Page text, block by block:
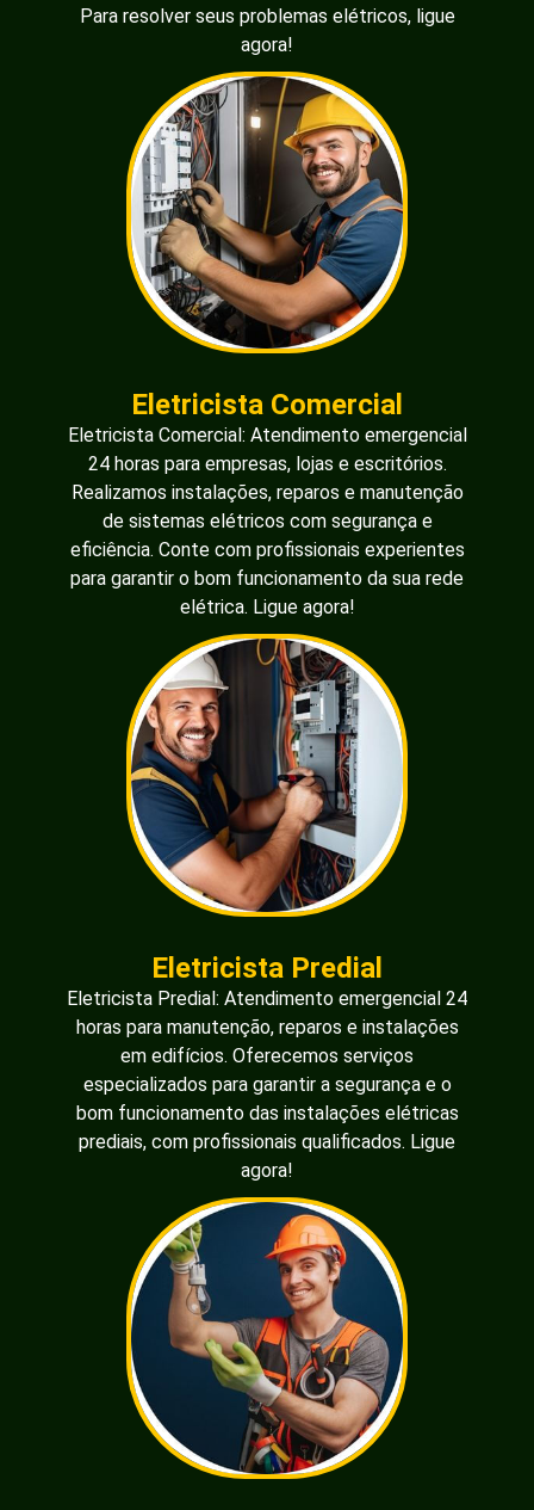
Para resolver seus problemas elétricos, ligue
agora!
Eletricista Comercial
Eletricista Comercial: Atendimento emergencial
24 horas para empresas, lojas e escritórios.
Realizamos instalações, reparos e manutenção
de sistemas elétricos com segurança e
eficiência. Conte com profissionais experientes
para garantir o bom funcionamento da sua rede
elétrica. Ligue agora!
Eletricista Predial
Eletricista Predial: Atendimento emergencial 24
horas para manutenção, reparos e instalações
em edifícios. Oferecemos serviços
especializados para garantir a segurança e o
bom funcionamento das instalações elétricas
prediais, com profissionais qualificados. Ligue
agora!